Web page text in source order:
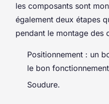
les composants sont
également deux étapes
pendant le montage des
Positionnement : un
le bon
Soudure.